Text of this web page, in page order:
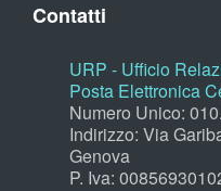
Contatti
URP - Ufficio
Posta Elettronica
Numero Unico:
Indirizzo: Via
Genova
P. Iva: